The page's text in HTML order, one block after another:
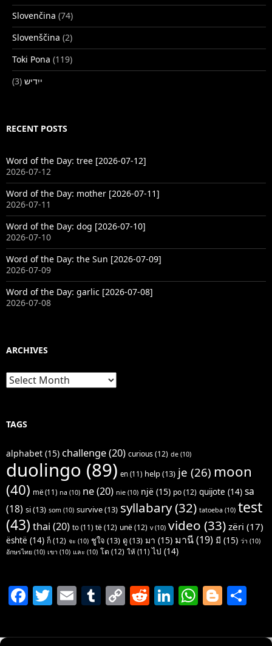
Slovenčina (74)
Slovenščina (2)
Toki Pona (119)
ייִדיש (3)
RECENT POSTS
Word of the Day: tree [2026-07-12]
2026-07-12
Word of the Day: mother [2026-07-11]
2026-07-11
Word of the Day: dog [2026-07-10]
2026-07-10
Word of the Day: the Sun [2026-07-09]
2026-07-09
Word of the Day: garlic [2026-07-08]
2026-07-08
ARCHIVES
Archives
TAGS
alphabet (15) challenge(20) curious(12) de (10)
duolingo (89) en (11) help(13) je (26) moon
(40) më (11) na (10) ne(20) nie (10) një (15) po(12) quijote (14) sa
(18) si(13) som (10) survive(13) syllabary(32) tatoeba (10) test
(43) thai (20) to (11) të(12) unë(12) v(10) video (33) zëri (17)
është (14) ก็(12) จะ (10) ชูใจ (13) ดู(13) มา (15) มานี(19) มี (15) ว่า (10)
อักษรไทย (10) เขา (10) และ (10) โต (12) ให้ (11) ไป (14)
F
c
T
itt
E
ai
T
m
C
p
R
d
Li
k
W
at
Bl
g ar